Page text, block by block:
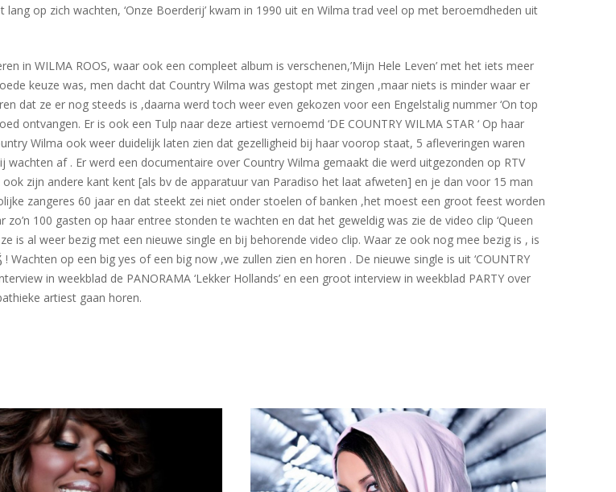
op zich wachten, ‘Onze Boerderij’ kwam in 1990 uit en Wilma trad veel op met beroemdheden uit
in WILMA ROOS, waar ook een compleet album is verschenen,’Mijn Hele Leven’ met het iets meer
keuze was, men dacht dat Country Wilma was gestopt met zingen ,maar niets is minder waar er
dat ze er nog steeds is ,daarna werd toch weer even gekozen voor een Engelstalig nummer ‘On top
ontvangen. Er is ook een Tulp naar deze artiest vernoemd ‘DE COUNTRY WILMA STAR ‘ Op haar
Wilma ook weer duidelijk laten zien dat gezelligheid bij haar voorop staat, 5 afleveringen waren
af . Er werd een documentaire over Country Wilma gemaakt die werd uitgezonden op RTV
zijn andere kant kent [als bv de apparatuur van Paradiso het laat afweten] en je dan voor 15 man
zangeres 60 jaar en dat steekt zei niet onder stoelen of banken ,het moest een groot feest worden
zo’n 100 gasten op haar entree stonden te wachten en dat het geweldig was zie de video clip ‘Queen
is al weer bezig met een nieuwe single en bij behorende video clip. Waar ze ook nog mee bezig is , is
op een big yes of een big now ,we zullen zien en horen . De nieuwe single is uit ‘COUNTRY
in weekblad de PANORAMA ‘Lekker Hollands’ en een groot interview in weekblad PARTY over
artiest gaan horen.